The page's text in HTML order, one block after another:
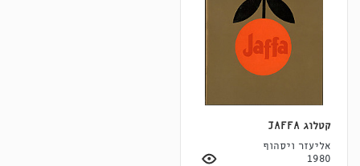
קטלוג JAFFA
אליעזר ויסהוף
1980